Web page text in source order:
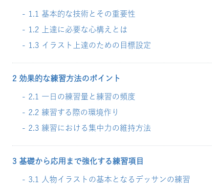
1.1 基本的な技術とその重要性
1.2 上達に必要な心構えとは
1.3 イラスト上達のための目標設定
2 効果的な練習方法のポイント
2.1 一日の練習量と練習の頻度
2.2 練習する際の環境作り
2.3 練習における集中力の維持方法
3 基礎から応用まで強化する練習項目
3.1 人物イラストの基本となるデッサンの練習